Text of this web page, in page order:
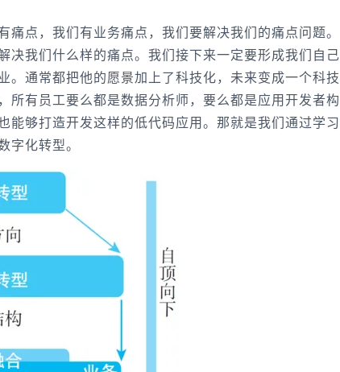
点，我们有业务痛点，我们要解决我们的痛点问题
我们什么样的痛点。我们接下来一定要形成我们自
通常都把他的愿景加上了科技化，未来变成一个科
有员工要么都是数据分析师，要么都是应用开发者
够打造开发这样的低代码应用。那就是我们通过学
化转型。